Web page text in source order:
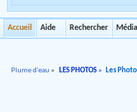
Accueil Aide Rechercher Média
Plume d'eau » LES PHOTOS » Les